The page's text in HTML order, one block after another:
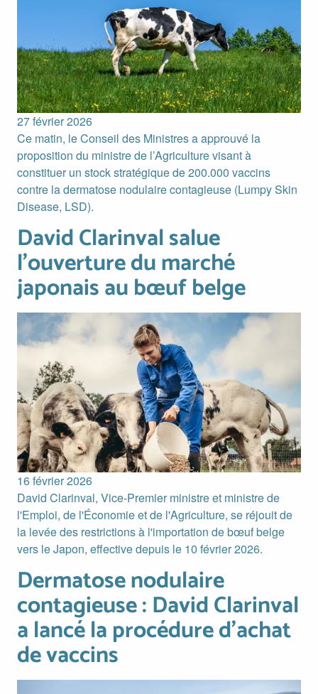
27 février 2026
Ce matin, le Conseil des Ministres a approuvé la
proposition du ministre de l’Agriculture visant à
constituer un stock stratégique de 200.000 vaccins
contre la dermatose nodulaire contagieuse (Lumpy Skin
Disease, LSD).
David Clarinval salue l'ouverture du marché japonais au
David Clarinval salue
l'ouverture du marché
japonais au bœuf belge
Image
16 février 2026
David Clarinval, Vice-Premier ministre et ministre de
l'Emploi, de l'Économie et de l'Agriculture, se réjouit de
la levée des restrictions à l'importation de bœuf belge
vers le Japon, effective depuis le 10 février 2026.
Dermatose nodulaire contagieuse : David Clarinval a lancé
Dermatose nodulaire
contagieuse : David Clarinval
a lancé la procédure d’achat
de vaccins